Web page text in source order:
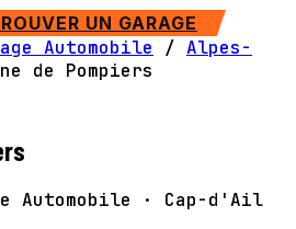
UN GARAGE
Automobile / Alpes-
de Pompiers
Automobile · Cap-d'Ail